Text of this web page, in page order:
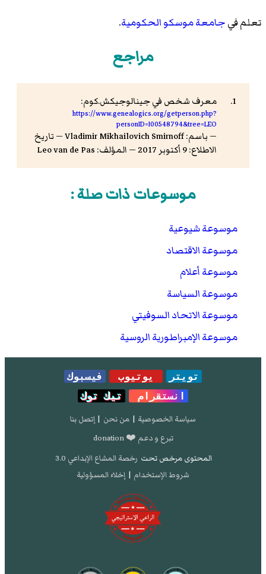
تعلم فيجامعة موسكو الحكومية.
مراجع
معرف شخص في جينالوجيكش.كوم:
https://www.genealogics.org/getperson.php?
personID=I00548794&tree=LEO
— باسم: Vladimir Mikhailovich Smirnoff — تاريخ
الاطلاع: 9 أكتوبر 2017 — المؤلف: Leo van de Pas
موسوعات ذات صلة :
موسوعة شيوعية
موسوعة الاقتصاد
موسوعة أعلام
موسوعة السياسة
موسوعة الاتحاد السوفيتي
موسوعة الإمبراطورية الروسية
تويتر يوتيوب
فيسبوك
انستقرام
تيك توك
سياسة الخصوصية | من نحن | إتصل بنا
تبرع و دعم ❤️ donation
المحتوى مرخص تحت رخصة المشاع الإبداعي 3.0
شروط الإستخدام | إخلاء المسؤولية